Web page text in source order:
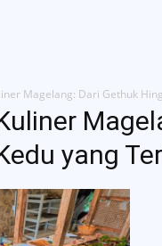
Magelang: Dari Gethuk
yang